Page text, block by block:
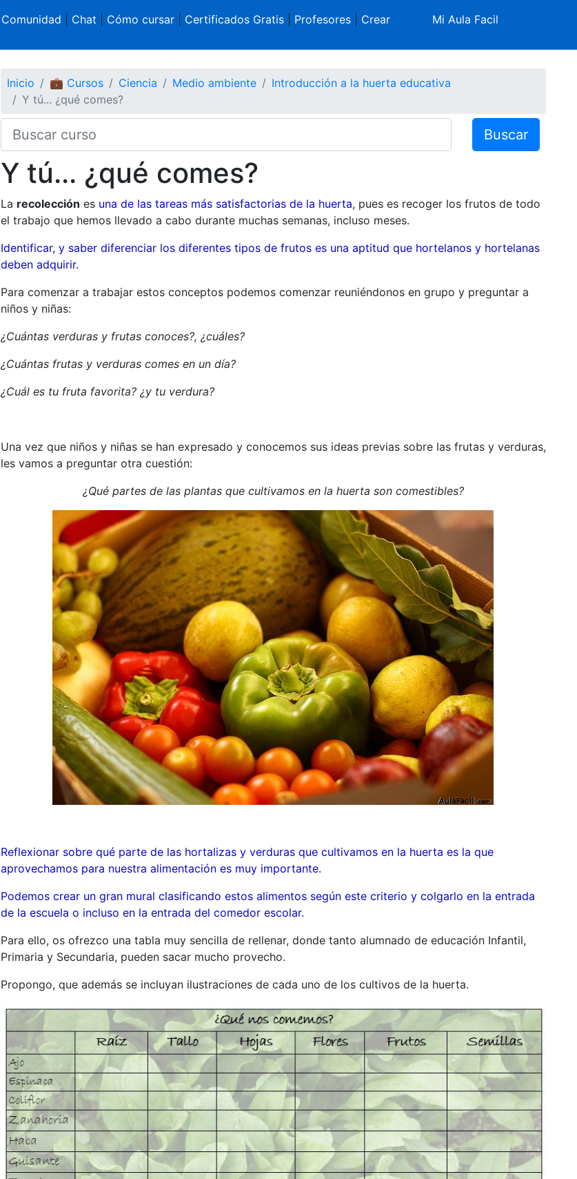
Comunidad Chat Cómo cursar| Certificados Gratis| Profesores| Crear
Mi Aula Facil
Inicio 💼 Cursos Ciencia Medio ambiente
Introducción a la huerta educativa
Y tú... ¿qué comes?
Buscar
Y tú... ¿qué comes?
La recolección esuna de las tareas más satisfactorias de la huerta, pues es recoger los frutos de todo
el trabajo que hemos llevado a cabo durante muchas semanas, incluso meses.
Identificar, y saber diferenciar los diferentes tipos de frutos es una aptitud que hortelanos y hortelanas
deben adquirir.
Para comenzar a trabajar estos conceptos podemos comenzar reuniéndonos en grupo y preguntar a
niños y niñas:
¿Cuántas verduras y frutas conoces?, ¿cuáles?
¿Cuántas frutas y verduras comes en un día?
¿Cuál es tu fruta favorita? ¿y tu verdura?
Una vez que niños y niñas se han expresado y conocemos sus ideas previas sobre las frutas y verduras,
les vamos a preguntar otra cuestión:
¿Qué partes de las plantas que cultivamos en la huerta son comestibles?
Reflexionar sobre qué parte de las hortalizas y verduras que cultivamos en la huerta es la que
aprovechamos para nuestra alimentación es muy importante.
Podemos crear un gran mural clasificando estos alimentos según este criterio y colgarlo en la entrada
de la escuela o incluso en la entrada del comedor escolar.
Para ello, os ofrezco una tabla muy sencilla de rellenar, donde tanto alumnado de educación Infantil,
Primaria y Secundaria, pueden sacar mucho provecho.
Propongo, que además se incluyan ilustraciones de cada uno de los cultivos de la huerta.